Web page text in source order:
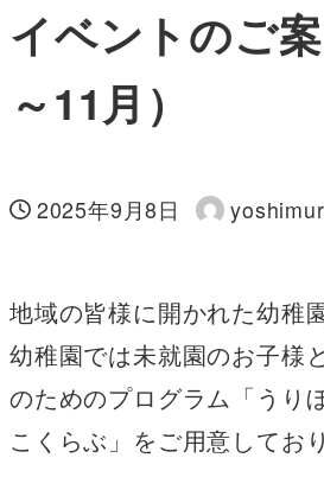
イベントのご
～11月）
投稿日
2025年9月8日
著
地域の皆様に開かれた幼稚
幼稚園では未就園のお子様
のためのプログラム「うり
こくらぶ」をご用意してお